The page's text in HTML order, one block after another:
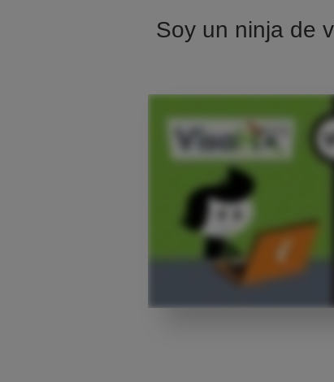
Soy un ninja de